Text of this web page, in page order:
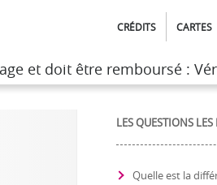
et doit être remboursé :
CRÉDITS CARTES
et réponses sur le credit, l'assurance
LES QUESTIONS
Quelle est la
et doit être remboursé :